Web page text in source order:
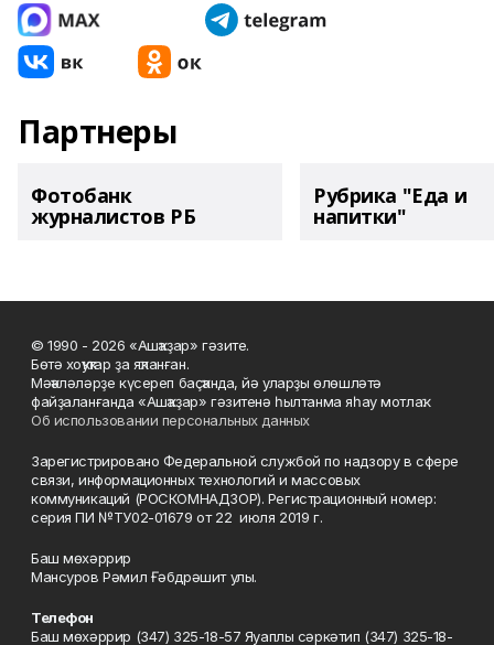
Партнеры
Фотобанк
журналистов РБ
Рубрика "Еда и
напитки"
© 1990 - 2026 «Ашҡаҙар» гәзите.
Бөтә хоҡуҡтар ҙа яҡланған.
Мәҡәләләрҙе күсереп баҫҡанда, йә уларҙы өлөшләтә
файҙаланғанда «Ашҡаҙар» гәзитенә һылтанма яһау мотлаҡ.
Об использовании персональных данных
Зарегистрировано Федеральной службой по надзору в сфере
связи, информационных технологий и массовых
коммуникаций (РОСКОМНАДЗОР). Регистрационный номер:
серия ПИ №ТУ02-01679 от 22 июля 2019 г.
Баш мөхәррир
Мансуров Рәмил Ғәбдрәшит улы.
Телефон
Баш мөхәррир (347) 325-18-57 Яуаплы сәркәтип (347) 325-18-